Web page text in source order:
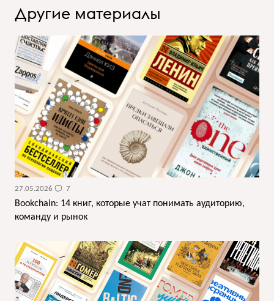
Другие материалы
27.05.2026 7
Bookchain: 14 книг, которые учат понимать аудиторию,
команду и рынок